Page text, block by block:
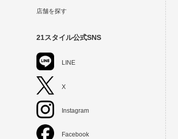
店舗を探す
21スタイル公式SNS
LINE
X
Instagram
Facebook